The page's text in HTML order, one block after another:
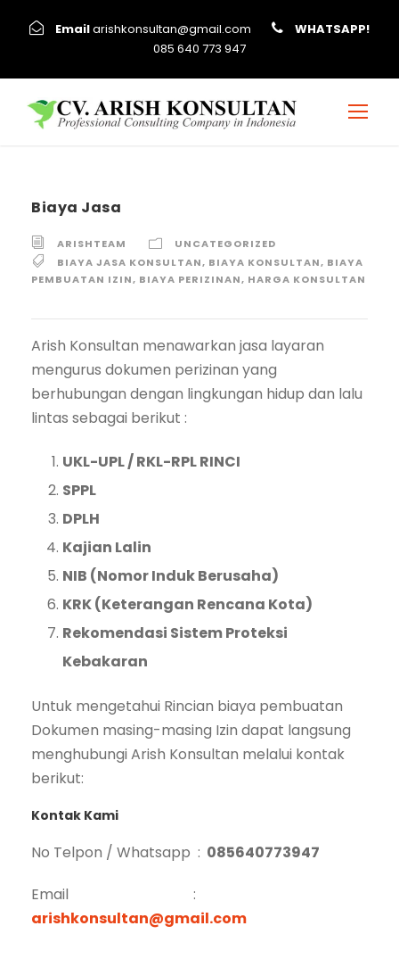
Emailarishkonsultan@gmail.com
WHATSAPP!
085 640 773 947
Biaya Jasa
ARISHTEAM
UNCATEGORIZED
BIAYA JASA KONSULTAN, BIAYA KONSULTAN, BIAYA
PEMBUATAN IZIN, BIAYA PERIZINAN, HARGA KONSULTAN
Arish Konsultan menawarkan jasa layaran
mengurus dokumen perizinan yang
berhubungan dengan lingkungan hidup dan lalu
lintas sebagai berikut :
UKL-UPL / RKL-RPL RINCI
SPPL
DPLH
Kajian Lalin
NIB (Nomor Induk Berusaha)
KRK (Keterangan Rencana Kota)
Rekomendasi Sistem Proteksi
Kebakaran
Untuk mengetahui Rincian biaya pembuatan
Dokumen masing-masing Izin dapat langsung
menghubungi Arish Konsultan melalui kontak
berikut:
Kontak Kami
No Telpon / Whatsapp : 085640773947
Email :
arishkonsultan@gmail.com